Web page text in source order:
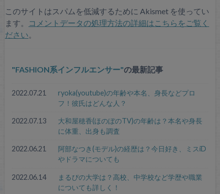
このサイトはスパムを低減するために Akismet を使ってい
ます。
コメントデータの処理方法の詳細はこちらをご覧く
ださい。
FASHION系インフルエンサー の最新記事
2022.07.21
ryoka(youtube)の年齢や本名、身長などプロ
フ！彼氏はどんな人？
2022.07.13
大和屋穂香(ほのぼのTV)の年齢は？本名や身長
に体重、出身も調査
2022.06.21
阿部なつき(モデル)の経歴は？今日好き、ミスiD
やドラマについても
2022.06.14
まるぴの大学は？高校、中学校など学歴や職業
についても詳しく！